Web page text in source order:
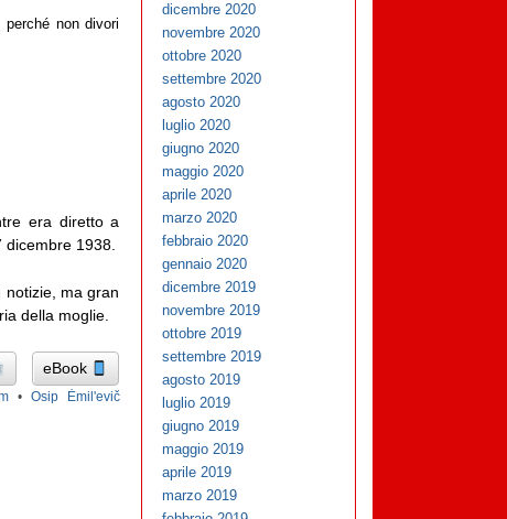
non divori
era diretto a
1938.
ma gran
della moglie.
eBook
• Osip Ėmil'evič
dicembre 2020
novembre 2020
ottobre 2020
settembre 2020
agosto 2020
luglio 2020
giugno 2020
maggio 2020
aprile 2020
marzo 2020
febbraio 2020
gennaio 2020
dicembre 2019
novembre 2019
ottobre 2019
settembre 2019
agosto 2019
luglio 2019
giugno 2019
maggio 2019
aprile 2019
marzo 2019